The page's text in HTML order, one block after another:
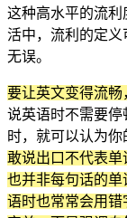
这种高水平的流
活中，流利的定
无误。
要让英文变得流
说英语时不需要
时，就可以认为你
敢说出口不代表单
也并非每句话的
语时也常常会用